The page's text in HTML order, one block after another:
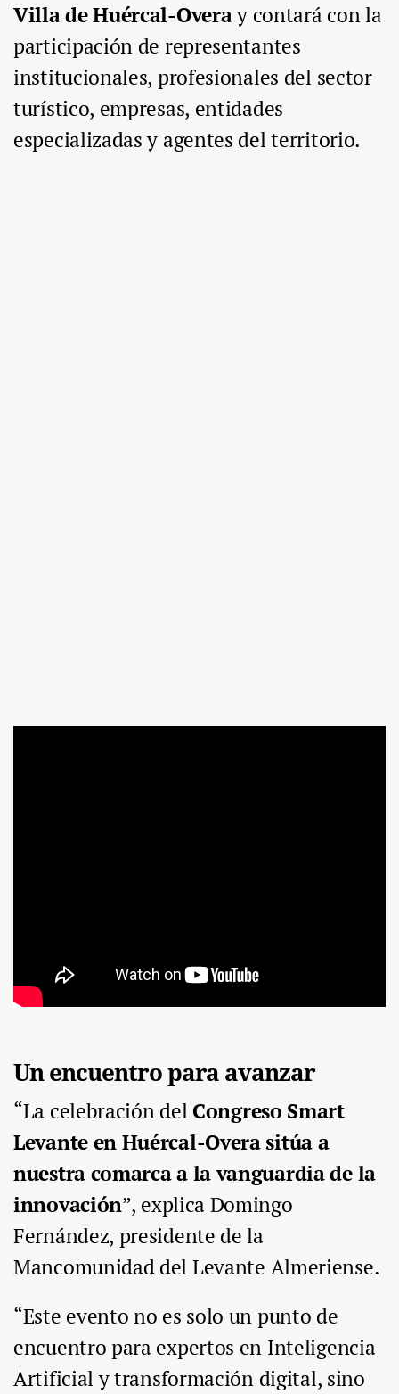
Villa de Huércal-Overay contará con la
participación de representantes
institucionales, profesionales del sector
turístico, empresas, entidades
especializadas y agentes del territorio.
Un encuentro para avanzar
“La celebración del Congreso Smart
Levante en Huércal-Overa sitúa a
nuestra comarca a la vanguardia de la
innovación”, explica Domingo
Fernández, presidente de la
Mancomunidad del Levante Almeriense.
“Este evento no es solo un punto de
encuentro para expertos en Inteligencia
Artificial y transformación digital, sino